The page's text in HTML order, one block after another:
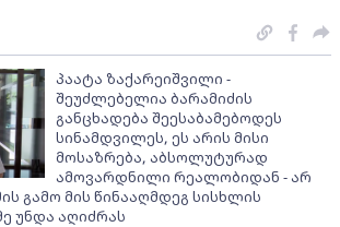
პაატა ზაქარეიშვილი -
შეუძლებელია ბარამიძის
განცხადება შეესაბამებოდეს
სინამდვილეს, ეს არის მისი
მოსაზრება, აბსოლუტურად
ამოვარდნილი რეალობიდან - არ
გამო მის წინააღმდეგ სისხლის
უნდა აღიძრას